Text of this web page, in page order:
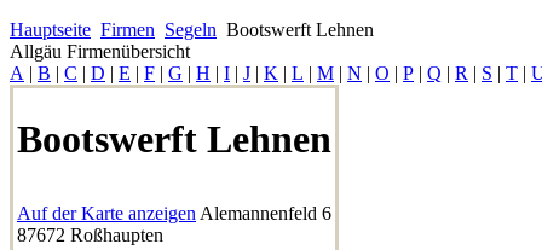
Hauptseite Firmen Segeln Bootswerft Lehnen
Allgäu Firmenübersicht
A | B | C | D | E | F | G | H | I | J | K | L | M | N | O | P | Q | R | S | T |
Bootswerft Lehnen
Auf der Karte anzeigen Alemannenfeld 6
87672 Roßhaupten